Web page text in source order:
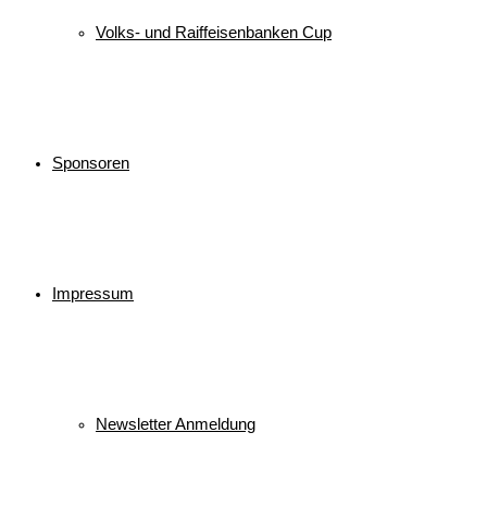
Volks- und Raiffeisenbanken Cup
Sponsoren
Impressum
Newsletter Anmeldung